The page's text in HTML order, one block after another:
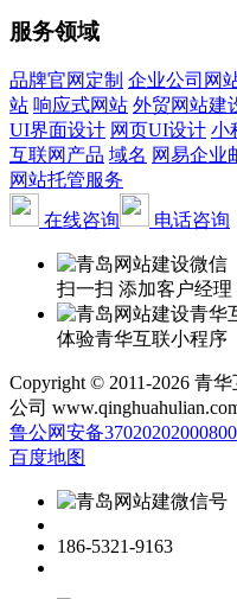
服务领域
品牌官网定制 企业公司网
站 响应式网站 外贸网站建
UI界面设计 网页UI设计 小
互联网产品 域名 网易企业
网站托管服务
在线咨询
电话咨询
扫一扫 添加客户经理
体验青华互联小程序
Copyright © 2011-2026 青
公司
鲁公网安备
百度地图
186-5321-9163